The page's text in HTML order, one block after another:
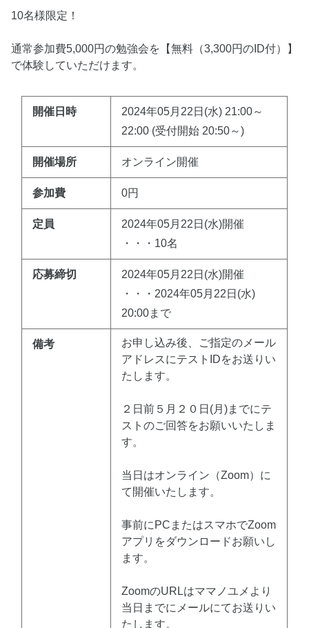
10名様限定！
通常参加費5,000円の勉強会を【無料（3,300円のID付）】
で体験していただけます。
開催日時
2024年05月22日(水) 21:00～
22:00 (受付開始 20:50～)
開催場所 オンライン開催
参加費 0円
定員
2024年05月22日(水)開催
・・・10名
応募締切
2024年05月22日(水)開催
・・・2024年05月22日(水)
20:00まで
備考
お申し込み後、ご指定のメール
アドレスにテストIDをお送りい
たします。
２日前５月２０日(月)までにテ
ストのご回答をお願いいたしま
す。
当日はオンライン（Zoom）に
て開催いたします。
事前にPCまたはスマホでZoom
アプリをダウンロードお願いし
ます。
ZoomのURLはママノユメより
当日までにメールにてお送りい
たします。